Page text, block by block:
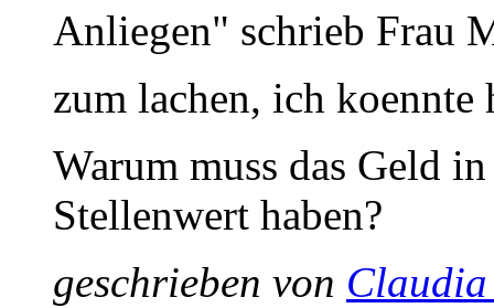
Anliegen" schrieb Frau
zum lachen, ich koennte
Warum muss das Geld
Stellenwert haben?
geschrieben von Claudia